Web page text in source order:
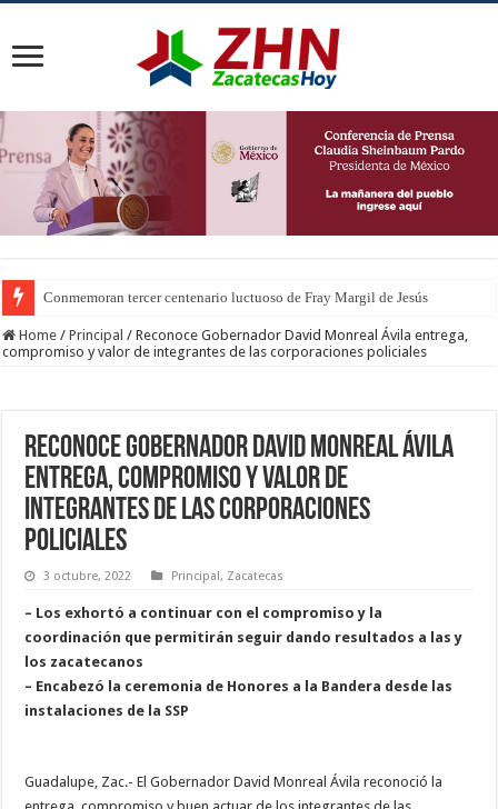
Conmemoran tercer centenario luctuoso de Fray Margil de Jesús
Home / Principal / Reconoce Gobernador David Monreal Ávila entrega,
compromiso y valor de integrantes de las corporaciones policiales
Reconoce Gobernador David Monreal Ávila
entrega, compromiso y valor de
integrantes de las corporaciones
policiales
3 octubre, 2022 Principal, Zacatecas
– Los exhortó a continuar con el compromiso y la
coordinación que permitirán seguir dando resultados a las y
los zacatecanos
– Encabezó la ceremonia de Honores a la Bandera desde las
instalaciones de la SSP
Guadalupe, Zac.- El Gobernador David Monreal Ávila reconoció la